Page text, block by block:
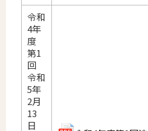
令和
4年
度
第1
回
令和
5年
2月
13
日